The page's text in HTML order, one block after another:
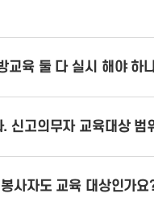
교육 둘 다 실시 해야 하
고의무자 교육대상 범
사자도 교육 대상인가요